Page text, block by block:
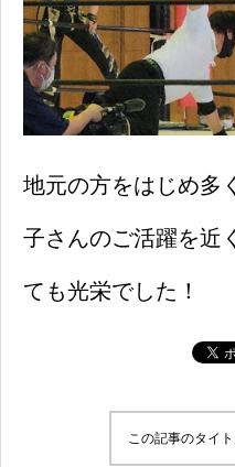
地元の方をはじめ多
子さんのご活躍を近
ても光栄でした！
この記事のタイ